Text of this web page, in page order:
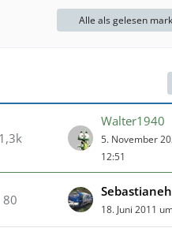
Alle als gelesen
1,3k
Walter1940
5. November
12:51
80
Sebastianeh
18. Juni 2011